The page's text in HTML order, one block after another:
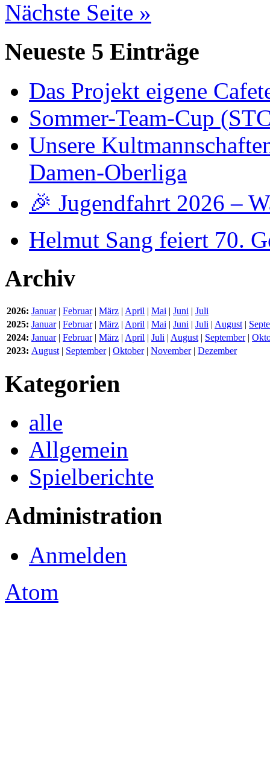
Nächste Seite »
Neueste 5 Einträge
Das Projekt eigene
Sommer-Team-Cup
Unsere
Damen-Oberliga
🎉 Jugendfahrt 2026 –
Helmut Sang feiert 70.
Archiv
2026: Januar| Februar| März | April | Mai | Juni | Juli
2025: Januar| Februar| März | April | Mai | Juni | Juli | August |
2024: Januar| Februar| März | April | Juli | August | September|
2023: August | September| Oktober| November| Dezember
Kategorien
alle
Allgemein
Spielberichte
Administration
Anmelden
Atom